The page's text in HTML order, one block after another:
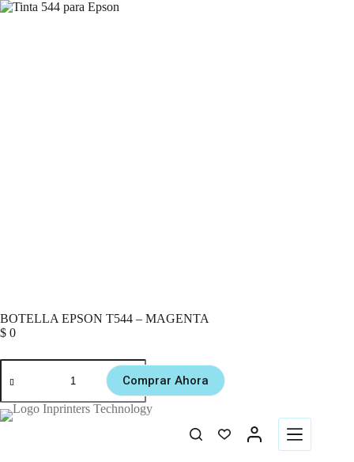
BOTELLA EPSON T544 – MAGENTA
$ 0
Comprar Ahora